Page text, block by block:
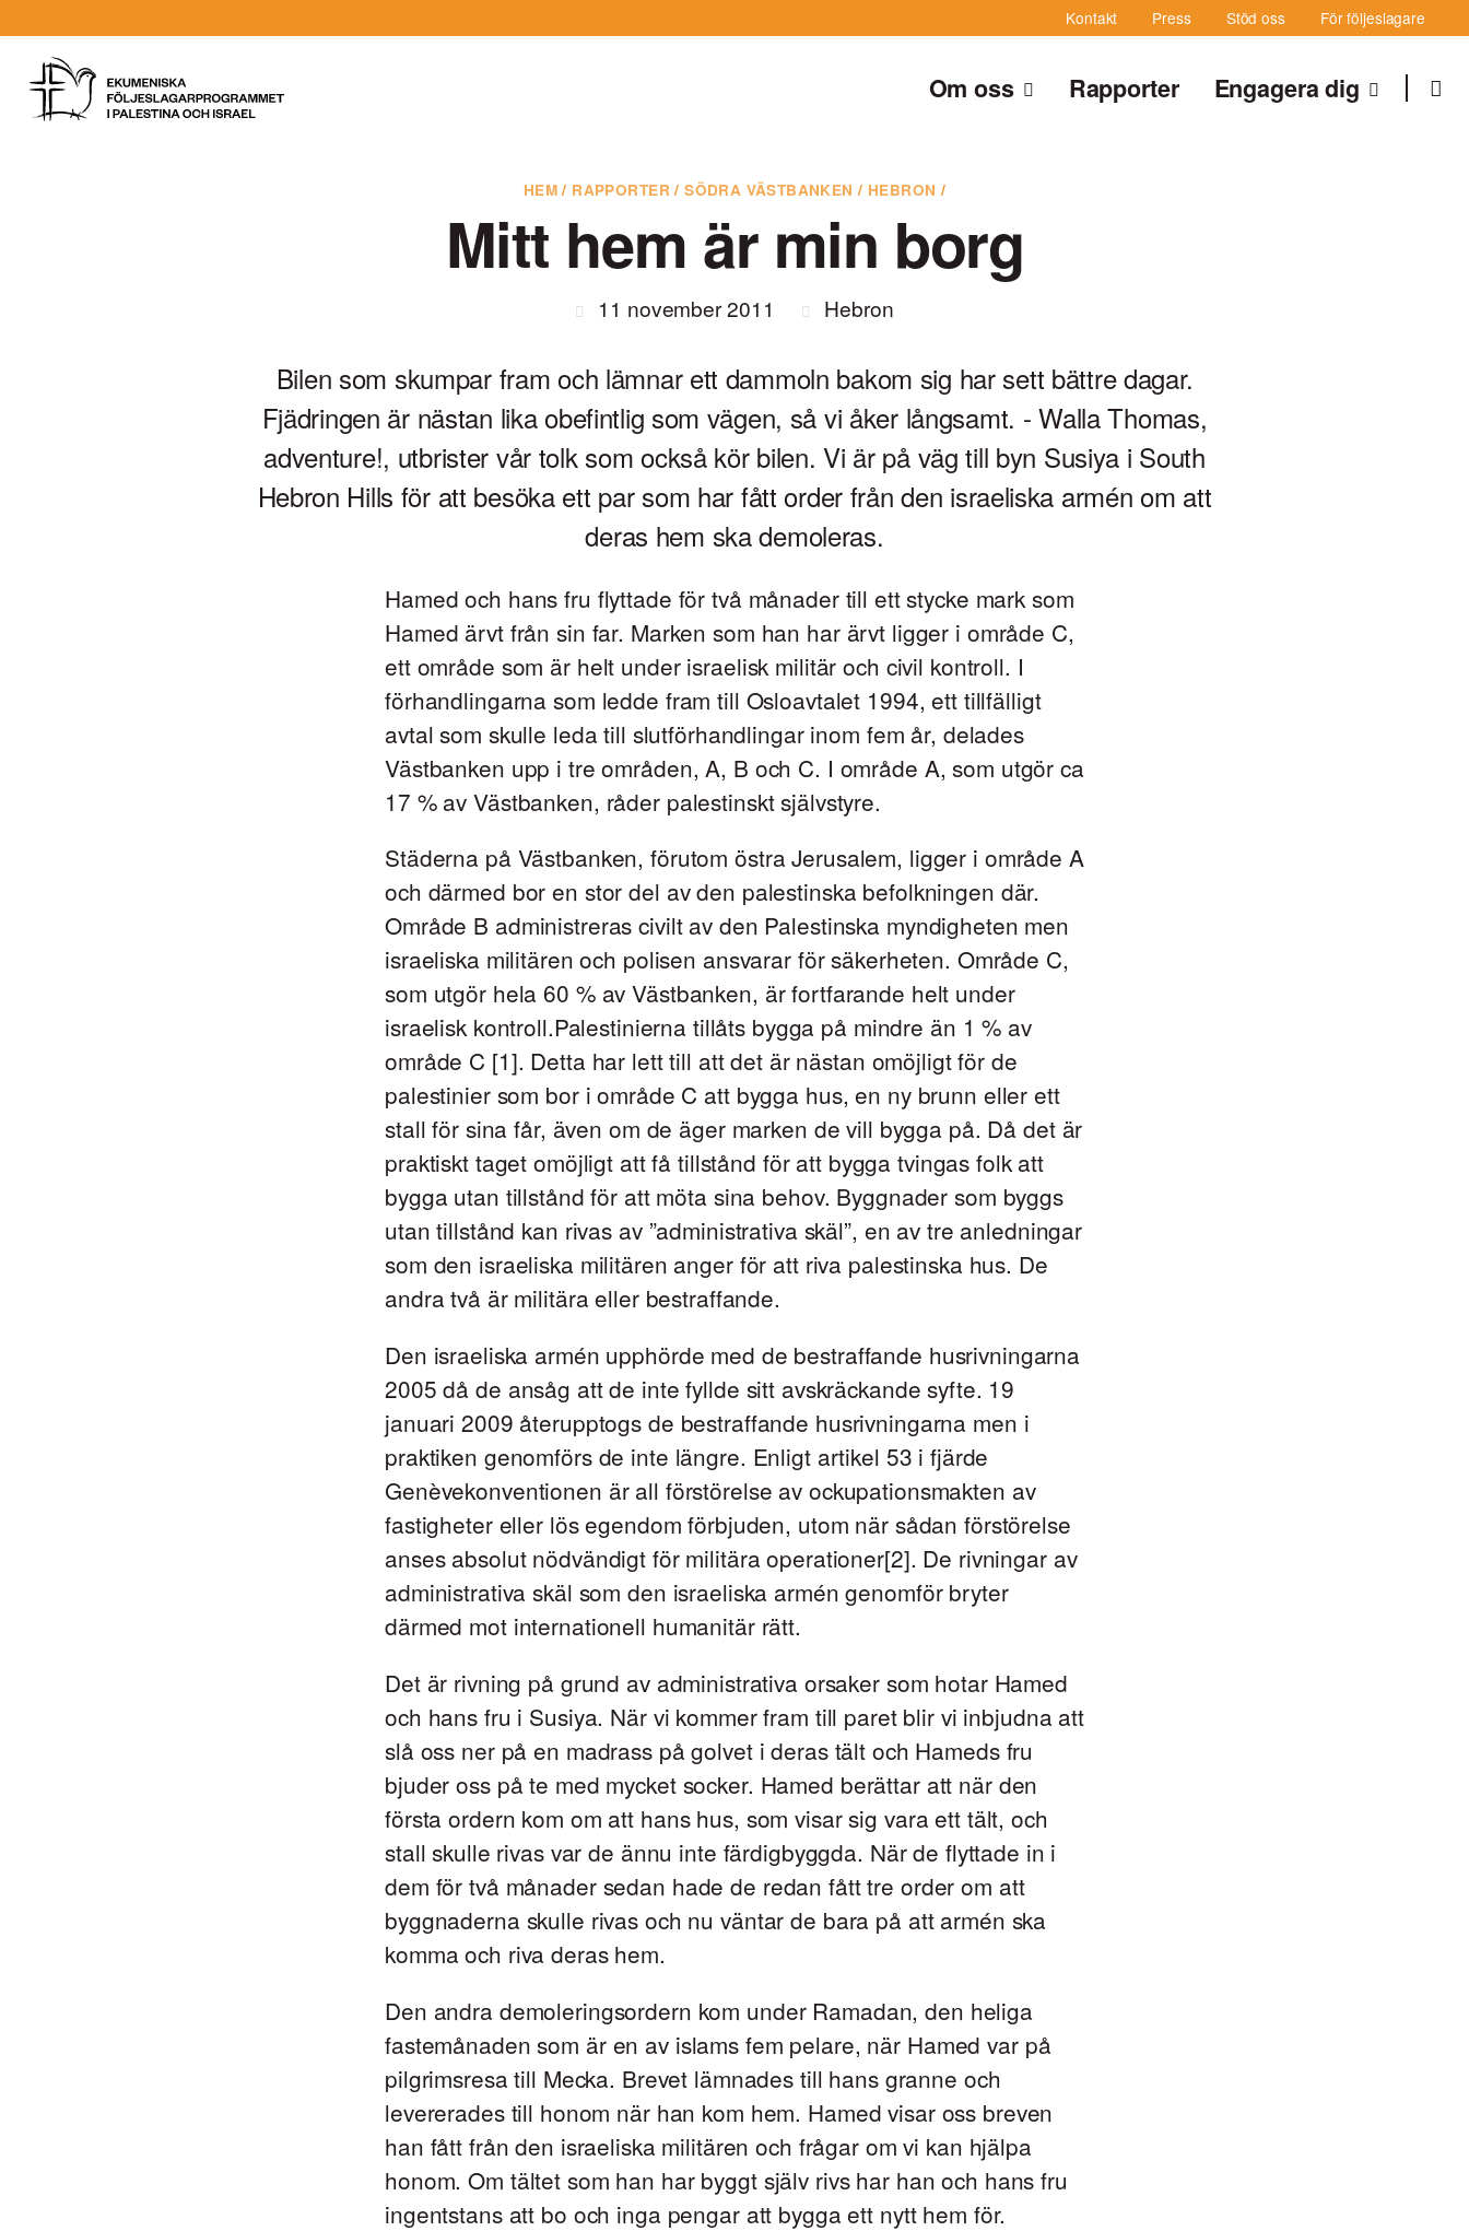
till
innehåll
Kontakt Press Stöd oss För följeslagare
Om oss Rapporter Engagera dig Sök
HEM / RAPPORTER /SÖDRA VÄSTBANKEN / HEBRON /
Mitt hem är min borg
11 november 2011 Hebron
Bilen som skumpar fram och lämnar ett dammoln bakom sig har sett bättre dagar.
Fjädringen är nästan lika obefintlig som vägen, så vi åker långsamt. - Walla Thomas,
adventure!, utbrister vår tolk som också kör bilen. Vi är på väg till byn Susiya i South
Hebron Hills för att besöka ett par som har fått order från den israeliska armén om att
deras hem ska demoleras.
Hamed och hans fru flyttade för två månader till ett stycke mark som
Hamed ärvt från sin far. Marken som han har ärvt ligger i område C,
ett område som är helt under israelisk militär och civil kontroll. I
förhandlingarna som ledde fram till Osloavtalet 1994, ett tillfälligt
avtal som skulle leda till slutförhandlingar inom fem år, delades
Västbanken upp i tre områden, A, B och C. I område A, som utgör ca
17 % av Västbanken, råder palestinskt självstyre.
Städerna på Västbanken, förutom östra Jerusalem, ligger i område A
och därmed bor en stor del av den palestinska befolkningen där.
Område B administreras civilt av den Palestinska myndigheten men
israeliska militären och polisen ansvarar för säkerheten. Område C,
som utgör hela 60 % av Västbanken, är fortfarande helt under
israelisk kontroll.Palestinierna tillåts bygga på mindre än 1 % av
område C [1]. Detta har lett till att det är nästan omöjligt för de
palestinier som bor i område C att bygga hus, en ny brunn eller ett
stall för sina får, även om de äger marken de vill bygga på. Då det är
praktiskt taget omöjligt att få tillstånd för att bygga tvingas folk att
bygga utan tillstånd för att möta sina behov. Byggnader som byggs
utan tillstånd kan rivas av ”administrativa skäl”, en av tre anledningar
som den israeliska militären anger för att riva palestinska hus. De
andra två är militära eller bestraffande.
Den israeliska armén upphörde med de bestraffande husrivningarna
2005 då de ansåg att de inte fyllde sitt avskräckande syfte. 19
januari 2009 återupptogs de bestraffande husrivningarna men i
praktiken genomförs de inte längre. Enligt artikel 53 i fjärde
Genèvekonventionen är all förstörelse av ockupationsmakten av
fastigheter eller lös egendom förbjuden, utom när sådan förstörelse
anses absolut nödvändigt för militära operationer[2]. De rivningar av
administrativa skäl som den israeliska armén genomför bryter
därmed mot internationell humanitär rätt.
Det är rivning på grund av administrativa orsaker som hotar Hamed
och hans fru i Susiya. När vi kommer fram till paret blir vi inbjudna att
slå oss ner på en madrass på golvet i deras tält och Hameds fru
bjuder oss på te med mycket socker. Hamed berättar att när den
första ordern kom om att hans hus, som visar sig vara ett tält, och
stall skulle rivas var de ännu inte färdigbyggda. När de flyttade in i
dem för två månader sedan hade de redan fått tre order om att
byggnaderna skulle rivas och nu väntar de bara på att armén ska
komma och riva deras hem.
Den andra demoleringsordern kom under Ramadan, den heliga
fastemånaden som är en av islams fem pelare, när Hamed var på
pilgrimsresa till Mecka. Brevet lämnades till hans granne och
levererades till honom när han kom hem. Hamed visar oss breven
han fått från den israeliska militären och frågar om vi kan hjälpa
honom. Om tältet som han har byggt själv rivs har han och hans fru
ingentstans att bo och inga pengar att bygga ett nytt hem för.